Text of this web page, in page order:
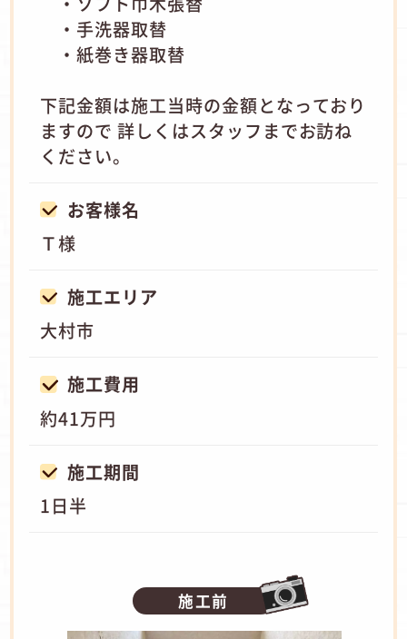
・手洗器取替
・紙巻き器取替
下記金額は施工当時の金額となっており
ますので 詳しくはスタッフまでお訪ね
ください。
お客様名
Ｔ様
施工エリア
大村市
施工費用
約41万円
施工期間
1日半
施工前